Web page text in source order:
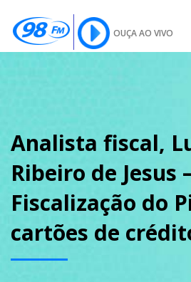
OUÇA AO VIVO
SOBRE
PODCAST
Analista fiscal,
Ribeiro de Jesus
Fiscalização do
cartões de